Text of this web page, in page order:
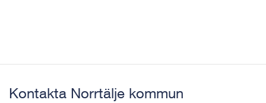
Kontakta Norrtälje kommun